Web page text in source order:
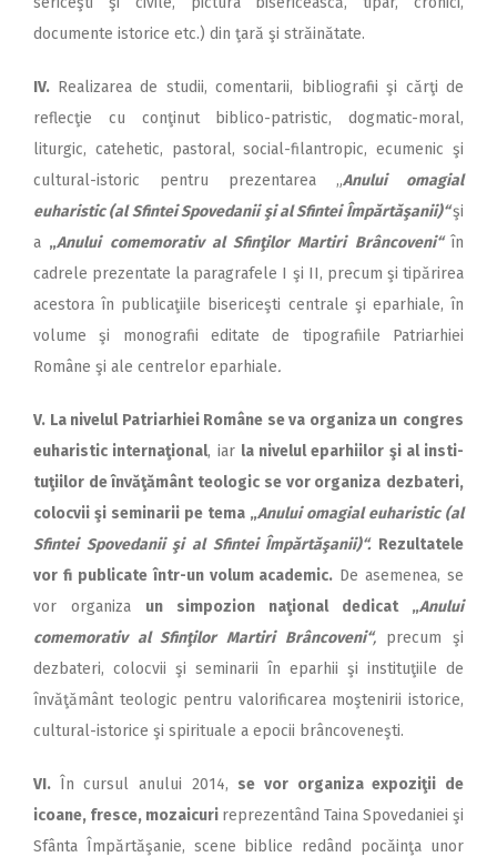
documente istorice etc.) din ţară şi străinătate.
IV. Realizarea de studii, comentarii, bibliografii şi cărţi de
reflecţie cu conţinut biblico-pa­tris­tic, dogmatic-moral,
liturgic, catehetic, pastoral, social-filan­tropic, ecumenic şi
cultural-istoric pentru prezentarea „A­nu­lui omagial
euharistic (al Sfintei Spovedanii şi al Sfintei Îm­păr­tă­şanii)“şi
a „Anului comemorativ al Sfinţilor Martiri Brâncoveni“în
cadrele prezentate la paragrafele I şi II, precum şi ti­pă­ri­rea
acestora în publicaţiile bi­sericeşti centrale şi eparhiale, în
volume şi monografii editate de tipografiile Patriarhiei
Române şi ale centrelor eparhiale.
V. La nivelul Patriarhiei Ro­mâ­ne se va organiza un congres
euharistic internaţional, iar la ni­velul eparhiilor şi al in­sti­
tu­ţi­i­lor de învăţământ teologic se vor organiza dezbateri,
colocvii şi se­minarii pe tema „Anului omagial euharistic (al
Sfintei Spo­ve­danii şi al Sfintei Îm­păr­tă­şa­nii)“. Rezultatele
vor fi publicate într-un volum academic. De a­se­menea, se
vor organiza un simpozion naţional dedicat „Anului
comemorativ al Sfinţilor Martiri Brâncoveni“, precum şi
dezbateri, colocvii şi seminarii în e­par­hii şi instituţiile de
învăţământ teologic pentru valorificarea moştenirii istorice,
cultural-istorice şi spirituale a epocii brâncoveneşti.
VI. În cursul anului 2014, se vor organiza expoziţii de
icoane, fresce, mozaicuri reprezentând Taina Spovedaniei şi
Sfânta Îm­păr­tăşanie, scene biblice redând pocăinţa unor